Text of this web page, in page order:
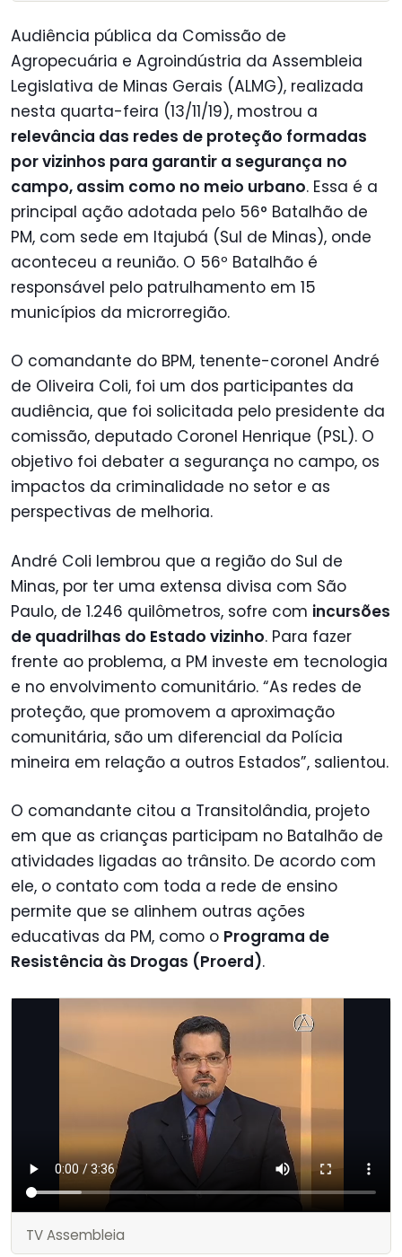
Audiência pública da Comissão de
Agropecuária e Agroindústria da Assembleia
Legislativa de Minas Gerais (ALMG), realizada
nesta quarta-feira (13/11/19), mostrou a
relevância das redes de proteção formadas
por vizinhos para garantir a segurança no
campo, assim como no meio urbano. Essa é a
principal ação adotada pelo 56° Batalhão de
PM, com sede em Itajubá (Sul de Minas), onde
aconteceu a reunião. O 56º Batalhão é
responsável pelo patrulhamento em 15
municípios da microrregião.
O comandante do BPM, tenente-coronel André
de Oliveira Coli, foi um dos participantes da
audiência, que foi solicitada pelo presidente da
comissão, deputado Coronel Henrique (PSL). O
objetivo foi debater a segurança no campo, os
impactos da criminalidade no setor e as
perspectivas de melhoria.
André Coli lembrou que a região do Sul de
Minas, por ter uma extensa divisa com São
Paulo, de 1.246 quilômetros, sofre com incursões
de quadrilhas do Estado vizinho. Para fazer
frente ao problema, a PM investe em tecnologia
e no envolvimento comunitário. “As redes de
proteção, que promovem a aproximação
comunitária, são um diferencial da Polícia
mineira em relação a outros Estados”, salientou.
O comandante citou a Transitolândia, projeto
em que as crianças participam no Batalhão de
atividades ligadas ao trânsito. De acordo com
ele, o contato com toda a rede de ensino
permite que se alinhem outras ações
educativas da PM, como o Programa de
Resistência às Drogas (Proerd).
TV Assembleia